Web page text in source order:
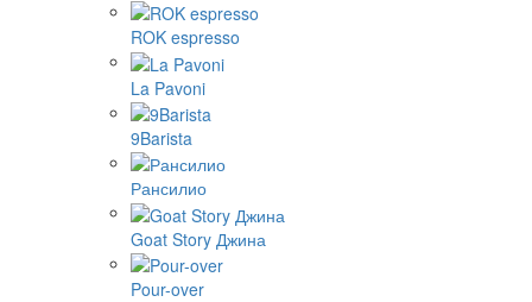
ROK espresso
La Pavoni
9Barista
Рансилио
Goat Story Джина
Pour-over